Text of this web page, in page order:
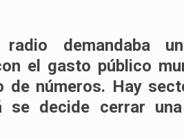
radio demandaba
el gasto público
de números. Hay
se decide cerrar